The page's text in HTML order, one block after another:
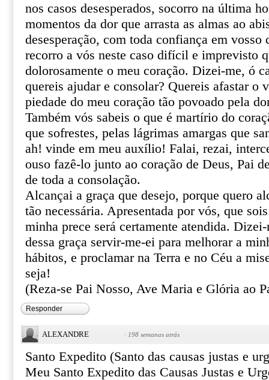
nos casos desesperados, socorro na última
momentos da dor que arrasta as almas ao
desesperação, com toda confiança em vosso
recorro a vós neste caso difícil e imprevisto
dolorosamente o meu coração. Dizei-me, ó
quereis ajudar e consolar? Quereis afastar o
piedade do meu coração tão povoado pela
Também vós sabeis o que é martírio do
que sofrestes, pelas lágrimas amargas que
ah! vinde em meu auxílio! Falai, rezai,
ouso fazê-lo junto ao coração de Deus, Pai
de toda a consolação.
Alcançai a graça que desejo, porque quero
tão necessária. Apresentada por vós, que
minha prece será certamente atendida.
dessa graça servir-me-ei para melhorar a
hábitos, e proclamar na Terra e no Céu a
seja!
(Reza-se Pai Nosso, Ave Maria e Glória ao
Responder
ALEXANDRE · 198 semanas atrás
Santo Expedito (Santo das causas justas e
Meu Santo Expedito das Causas Justas e